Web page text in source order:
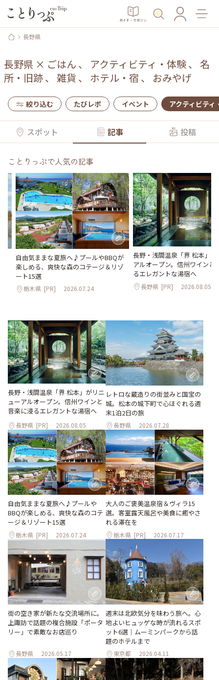
ガイド・マガジン
長野県
長野県 × ごはん 、 アクティビティ・体験、 名
所・旧跡、 雑貨 、 ホテル・宿 、 おみやげ
絞り込む たびレポ イベント アクティビティ
スポット 記事 投稿
ことりっぷで人気の記事
自由気ままな夏旅へ♪プールやBBQが
楽しめる、爽快な森のコテージ＆リゾ
ート15選
栃木県 [PR] 2026.07.24
長野・浅間温泉「界 松本」
アルオープン。信州ワインと
るエレガントな湯宿へ
長野県 [PR] 2026.08.05
長野・浅間温泉「界 松本」がリニ
ューアルオープン。信州ワインと
音楽に浸るエレガントな湯宿へ
長野県 [PR] 2026.08.05
レトロな蔵造りの街並みと国宝の
城。松本の城下町で心ほぐれる週
末1泊2日の旅
長野県 2026.07.28
自由気ままな夏旅へ♪プールや
BBQが楽しめる、爽快な森のコテ
ージ＆リゾート15選
栃木県 [PR] 2026.07.24
大人のご褒美温泉宿＆ヴィラ15
選。客室露天風呂や美食に癒やさ
れる滞在を
栃木県 [PR] 2026.07.17
街の空き家が新たな交流場所に。
上諏訪で話題の複合施設「ポータ
リー」で素敵なお店巡り
長野県 2026.05.17
週末は北欧気分を味わう旅へ。心
地よいヒュッゲな時が流れるスポ
ット6選｜ムーミンパークから話
題のホテルまで
東京都 2026.04.11